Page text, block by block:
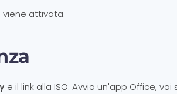
attivata.
e il link alla ISO. Avvia un'app Office,